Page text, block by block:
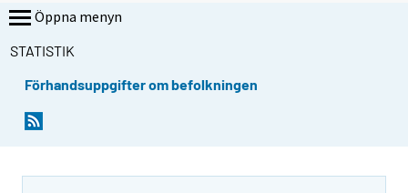
Öppna menyn
STATISTIK
Förhandsuppgifter om befolkningen